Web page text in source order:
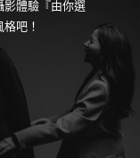
影體驗『由你選
吧！